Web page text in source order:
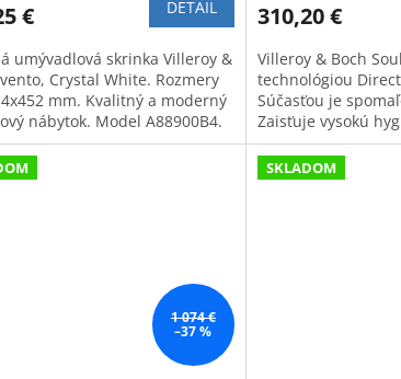
€ DETAIL
umývadlová skrinka Villeroy &
Crystal White. Rozmery
mm. Kvalitný a moderný
nábytok. Model A88900B4.
310,20 €
Villeroy & Boch
technológiou
Súčasťou je
Zaisťuje vysokú
údržbu.
1 074 €
–37 %
SKLADOM